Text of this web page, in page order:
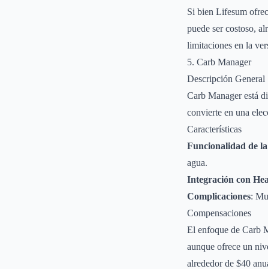
Si bien Lifesum
puede ser costoso,
limitaciones en la
5. Carb Manager
Descripción General
Carb Manager está
convierte en una
Características
Funcionalidad de
agua.
Integración con
Complicaciones:
Compensaciones
El enfoque de Carb
aunque ofrece un
alrededor de $40